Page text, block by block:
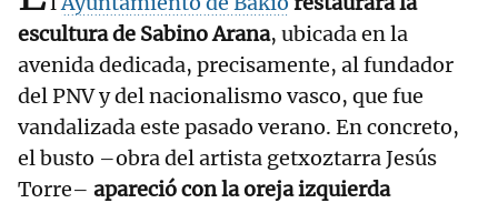
escultura de Sabino Arana, ubicada en la
avenida dedicada, precisamente, al fundador
del PNV y del nacionalismo vasco, que fue
vandalizada este pasado verano. En concreto,
el busto –obra del artista getxoztarra Jesús
Torre– apareció con la oreja izquierda